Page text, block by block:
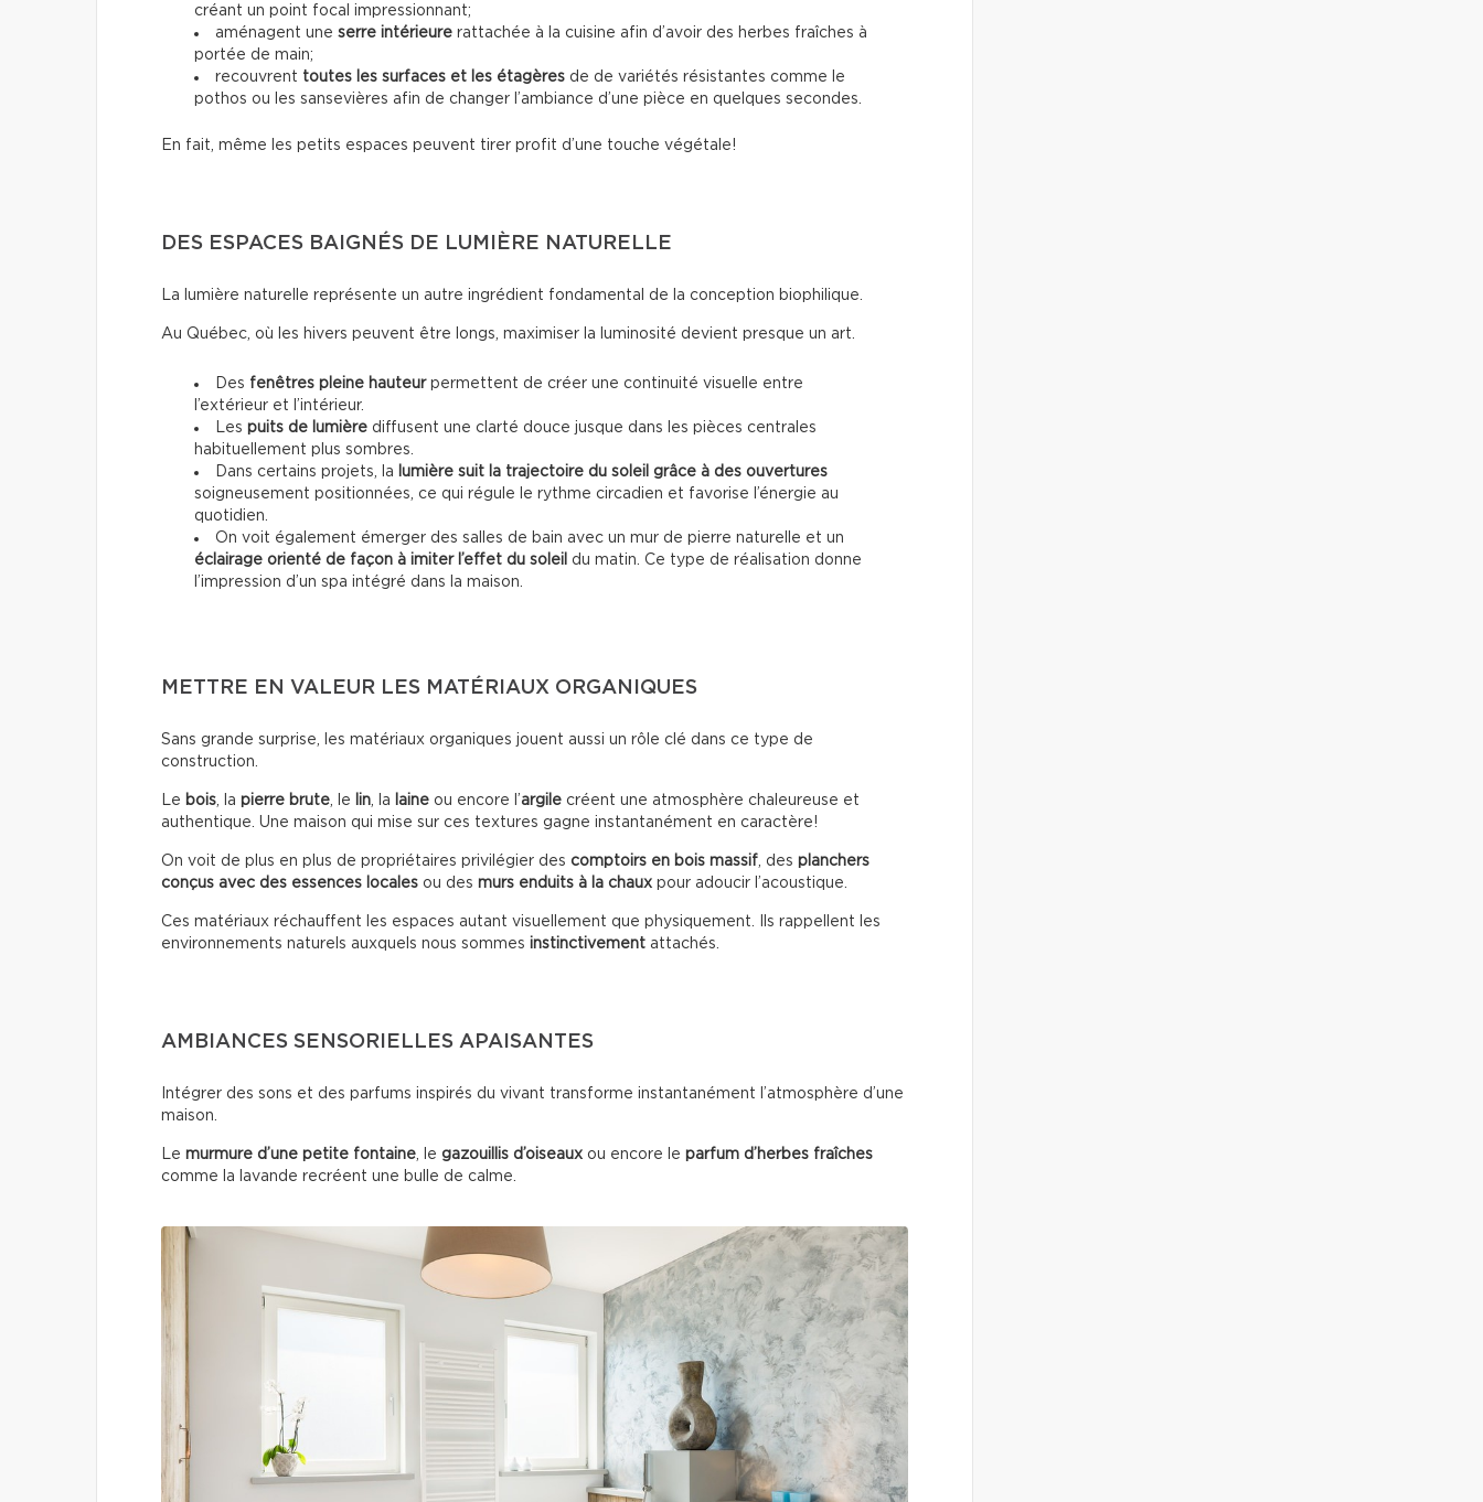
créant un point focal impressionnant;
aménagent une serre intérieure rattachée à la cuisine afin d’avoir des herbes fraîches à
portée de main;
recouvrent toutes les surfaces et les étagères de de variétés résistantes comme le
pothos ou les sansevières afin de changer l’ambiance d’une pièce en quelques secondes.
En fait, même les petits espaces peuvent tirer profit d’une touche végétale!
DES ESPACES BAIGNÉS DE LUMIÈRE NATURELLE
La lumière naturelle représente un autre ingrédient fondamental de la conception biophilique.
Au Québec, où les hivers peuvent être longs, maximiser la luminosité devient presque un art.
Des fenêtres pleine hauteurpermettent de créer une continuité visuelle entre
l’extérieur et l’intérieur.
Les puits de lumière diffusent une clarté douce jusque dans les pièces centrales
habituellement plus sombres.
Dans certains projets, la lumière suit la trajectoire du soleil grâce à des ouvertures
soigneusement positionnées, ce qui régule le rythme circadien et favorise l’énergie au
quotidien.
On voit également émerger des salles de bain avec un mur de pierre naturelle et un
éclairage orienté de façon à imiter l’effet du soleil du matin. Ce type de réalisation donne
l’impression d’un spa intégré dans la maison.
METTRE EN VALEUR LES MATÉRIAUX ORGANIQUES
Sans grande surprise, les matériaux organiques jouent aussi un rôle clé dans ce type de
construction.
Le bois , la pierre brute , le lin , la laine ou encore l’argile créent une atmosphère chaleureuse et
authentique. Une maison qui mise sur ces textures gagne instantanément en caractère!
On voit de plus en plus de propriétaires privilégier des comptoirs en bois massif , des planchers
conçus avec des essences locales ou des murs enduits à la chaux pour adoucir l’acoustique.
Ces matériaux réchauffent les espaces autant visuellement que physiquement. Ils rappellent les
environnements naturels auxquels nous sommes instinctivement attachés.
AMBIANCES SENSORIELLES APAISANTES
Intégrer des sons et des parfums inspirés du vivant transforme instantanément l’atmosphère d’une
maison.
Le murmure d’une petite fontaine , le gazouillis d’oiseaux ou encore le parfum d’herbes fraîches
comme la lavande recréent une bulle de calme.